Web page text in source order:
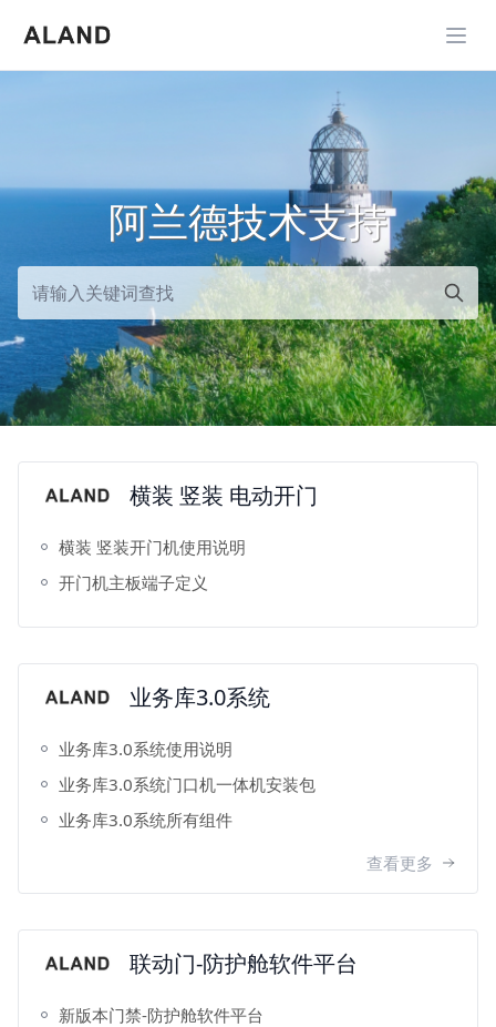
展开
阿兰德技术支持
横装 竖装 电动开门
横装 竖装开门机使用说明
开门机主板端子定义
业务库3.0系统
业务库3.0系统使用说明
业务库3.0系统门口机一体机安装包
业务库3.0系统所有组件
查看更多
联动门-防护舱软件平台
新版本门禁-防护舱软件平台